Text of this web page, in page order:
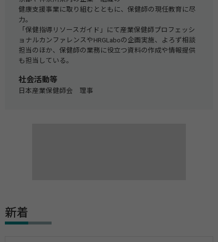
健康支援事業に取り組むとともに、保健師の現任教育に尽
力。
「保健指導リソースガイド」にて産業保健師プロフェッシ
ョナルカンファレンスやHRGLaboの企画実施、よろず相談
担当のほか、保健師の業務に役立つ資料の作成や情報提供
も担当している。
社会活動等
日本産業保健師会 理事
新着